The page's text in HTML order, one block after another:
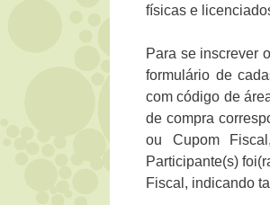
físicas e
Para se inscrever
formulário de
com código de
de compra
ou Cupom
Participante(s)
Fiscal, indicando